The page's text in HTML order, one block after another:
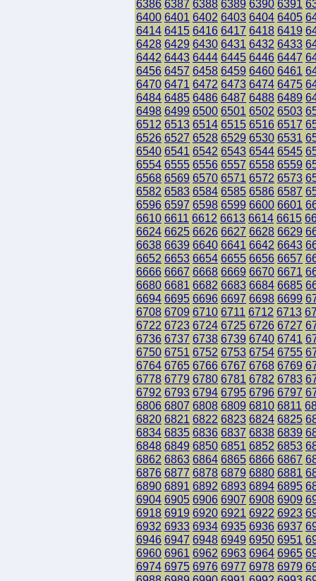
6386 6387 6388 6389 6390 6391
6400 6401 6402 6403 6404 6405
6414 6415 6416 6417 6418 6419
6428 6429 6430 6431 6432 6433
6442 6443 6444 6445 6446 6447
6456 6457 6458 6459 6460 6461
6470 6471 6472 6473 6474 6475
6484 6485 6486 6487 6488 6489
6498 6499 6500 6501 6502 6503
6512 6513 6514 6515 6516 6517
6526 6527 6528 6529 6530 6531
6540 6541 6542 6543 6544 6545
6554 6555 6556 6557 6558 6559
6568 6569 6570 6571 6572 6573
6582 6583 6584 6585 6586 6587
6596 6597 6598 6599 6600 6601
6610 6611 6612 6613 6614 6615
6624 6625 6626 6627 6628 6629
6638 6639 6640 6641 6642 6643
6652 6653 6654 6655 6656 6657
6666 6667 6668 6669 6670 6671
6680 6681 6682 6683 6684 6685
6694 6695 6696 6697 6698 6699
6708 6709 6710 6711 6712 6713
6722 6723 6724 6725 6726 6727
6736 6737 6738 6739 6740 6741
6750 6751 6752 6753 6754 6755
6764 6765 6766 6767 6768 6769
6778 6779 6780 6781 6782 6783
6792 6793 6794 6795 6796 6797
6806 6807 6808 6809 6810 6811
6820 6821 6822 6823 6824 6825
6834 6835 6836 6837 6838 6839
6848 6849 6850 6851 6852 6853
6862 6863 6864 6865 6866 6867
6876 6877 6878 6879 6880 6881
6890 6891 6892 6893 6894 6895
6904 6905 6906 6907 6908 6909
6918 6919 6920 6921 6922 6923
6932 6933 6934 6935 6936 6937
6946 6947 6948 6949 6950 6951
6960 6961 6962 6963 6964 6965
6974 6975 6976 6977 6978 6979